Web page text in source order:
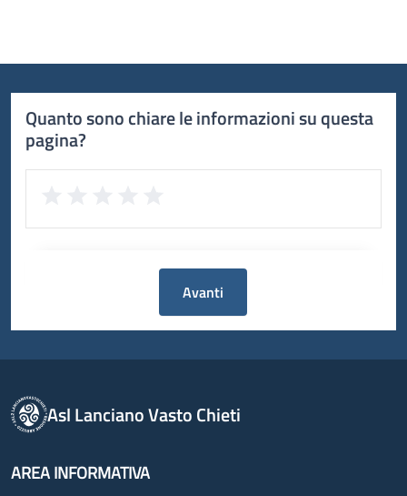
Quanto sono chiare le informazioni su questa
pagina?
Avanti
Asl Lanciano Vasto Chieti
AREA INFORMATIVA